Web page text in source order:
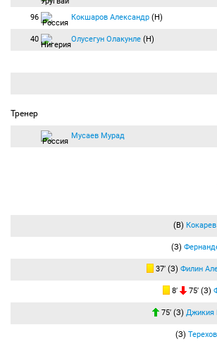
пределов штрафной в створ ворот. Мяч пойман вратарём.
Дэвид принял передачу и с линии штрафной пробил
Удар по воротам: Смолов Федор
мяч в сетку.
Компенсированное время тайма — 4 минуты.
(Химки) вводит
(Химки) вводит
После розыгрыша последовал прострел. Защитник
(Химки) вводит
Продолжительность
96 Кокшаров Александр (Н)
40 Олусегун Олакунле (Н)
Тренер
Мусаев Мурад
(В)
(З)
37′ (З) Филин
8′ 75′ (З)
75′ (З) Джикия
(З)